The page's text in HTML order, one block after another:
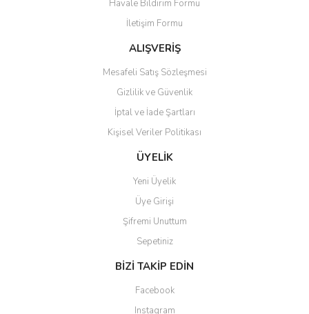
Ürün bilgilerinde hatalar bulunuyor.
Ürün fiyatı diğer sitelerden daha pahalı.
Bu ürüne benzer farklı alternatifler olmalı.
Gönder
Havale Bildirim Formu
İletişim Formu
ALIŞVERİŞ
Mesafeli Satış Sözleşmesi
Gizlilik ve Güvenlik
İptal ve İade Şartları
Kişisel Veriler Politikası
ÜYELİK
Yeni Üyelik
Üye Girişi
Şifremi Unuttum
Sepetiniz
BİZİ TAKİP EDİN
Facebook
Instagram